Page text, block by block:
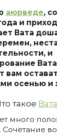
аюрведе,
и
Вата
и
вам
осенью и
такое
много
Сочетание